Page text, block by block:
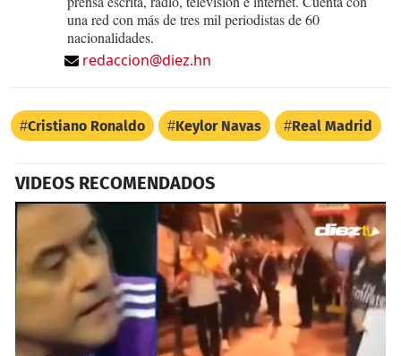
una red con más de tres mil periodistas de 60
nacionalidades.
redaccion@diez.hn
Cristiano Ronaldo Keylor Navas Real Madrid
VIDEOS RECOMENDADOS